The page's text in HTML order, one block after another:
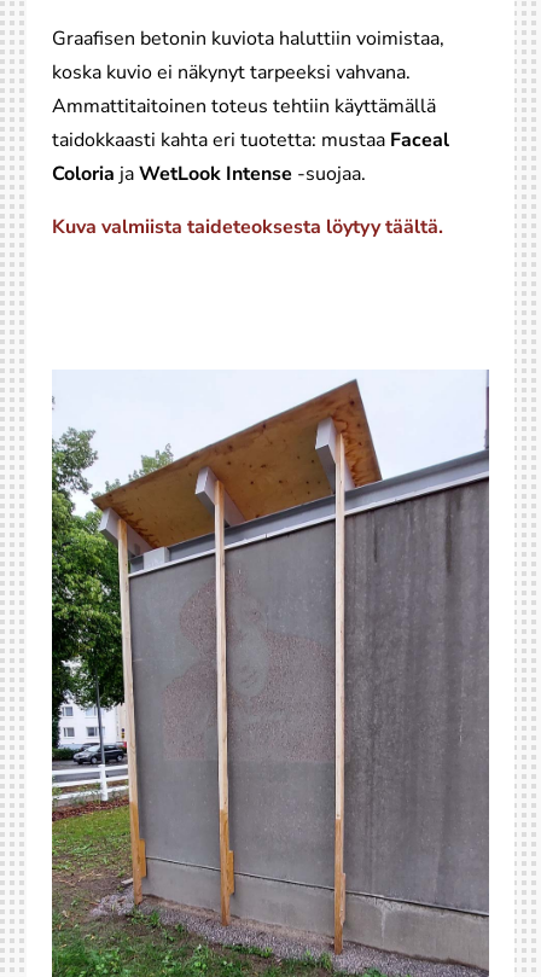
Graafisen betonin kuviota haluttiin voimistaa,
koska kuvio ei näkynyt tarpeeksi vahvana.
Ammattitaitoinen toteus tehtiin käyttämällä
taidokkaasti kahta eri tuotetta: mustaa Faceal
Coloria jaWetLook Intense -suojaa.
Kuva valmiista taideteoksesta löytyy täältä.